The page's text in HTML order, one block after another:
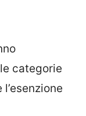
categorie